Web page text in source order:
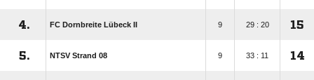
4. FC Dornbreite Lübeck II 9 29 : 20 15
5. NTSV Strand 08 9 33 : 11 14